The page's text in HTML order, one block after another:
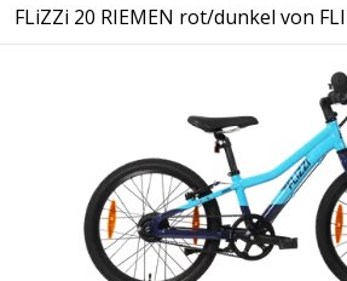
FLiZZi 20 RIEMEN rot/dunkel von